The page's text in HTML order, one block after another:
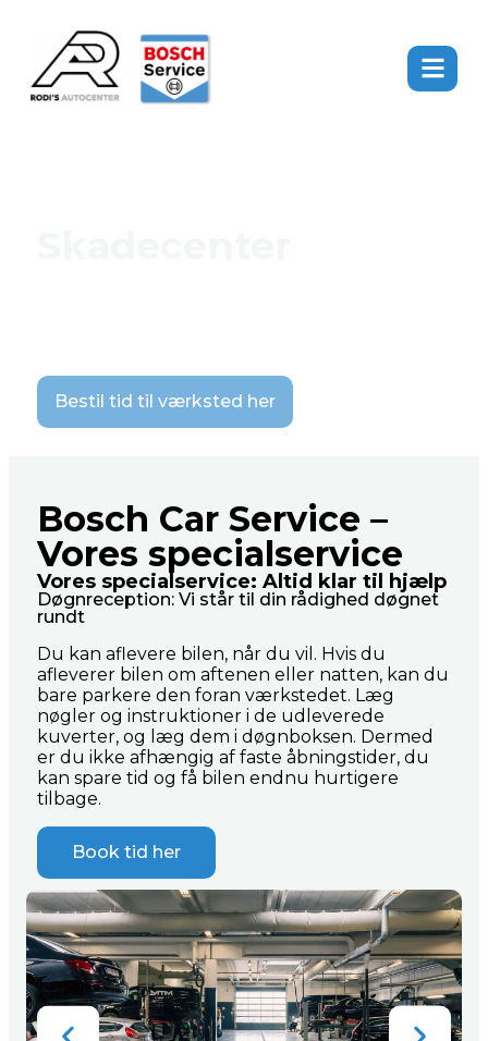
Bestil tid til værksted her
Bosch Car Service –
Vores specialservice
Vores specialservice: Altid klar til hjælp
Døgnreception: Vi står til din rådighed døgnet
rundt
Du kan aflevere bilen, når du vil. Hvis du
afleverer bilen om aftenen eller natten, kan du
bare parkere den foran værkstedet. Læg
nøgler og instruktioner i de udleverede
kuverter, og læg dem i døgnboksen. Dermed
er du ikke afhængig af faste åbningstider, du
kan spare tid og få bilen endnu hurtigere
tilbage​.
Book tid her